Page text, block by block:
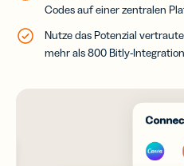
Codes auf einer zentralen
Nutze das Potenzial
mehr als 800 Bitly-